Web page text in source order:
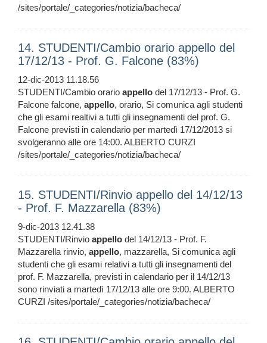
/sites/portale/_categories/notizia/bacheca/
14. STUDENTI/Cambio orario appello del
17/12/13 - Prof. G. Falcone (83%)
12-dic-2013 11.18.56
STUDENTI/Cambio orario appello del 17/12/13 - Prof. G.
Falcone falcone, appello, orario, Si comunica agli studenti
che gli esami realtivi a tutti gli insegnamenti del prof. G.
Falcone previsti in calendario per martedì 17/12/2013 si
svolgeranno alle ore 14:00. ALBERTO CURZI
/sites/portale/_categories/notizia/bacheca/
15. STUDENTI/Rinvio appello del 14/12/13
- Prof. F. Mazzarella (83%)
9-dic-2013 12.41.38
STUDENTI/Rinvio appello del 14/12/13 - Prof. F.
Mazzarella rinvio, appello, mazzarella, Si comunica agli
studenti che gli esami relativi a tutti gli insegnamenti del
prof. F. Mazzarella, previsti in calendario per il 14/12/13
sono rinviati a martedì 17/12/13 alle ore 9:00. ALBERTO
CURZI /sites/portale/_categories/notizia/bacheca/